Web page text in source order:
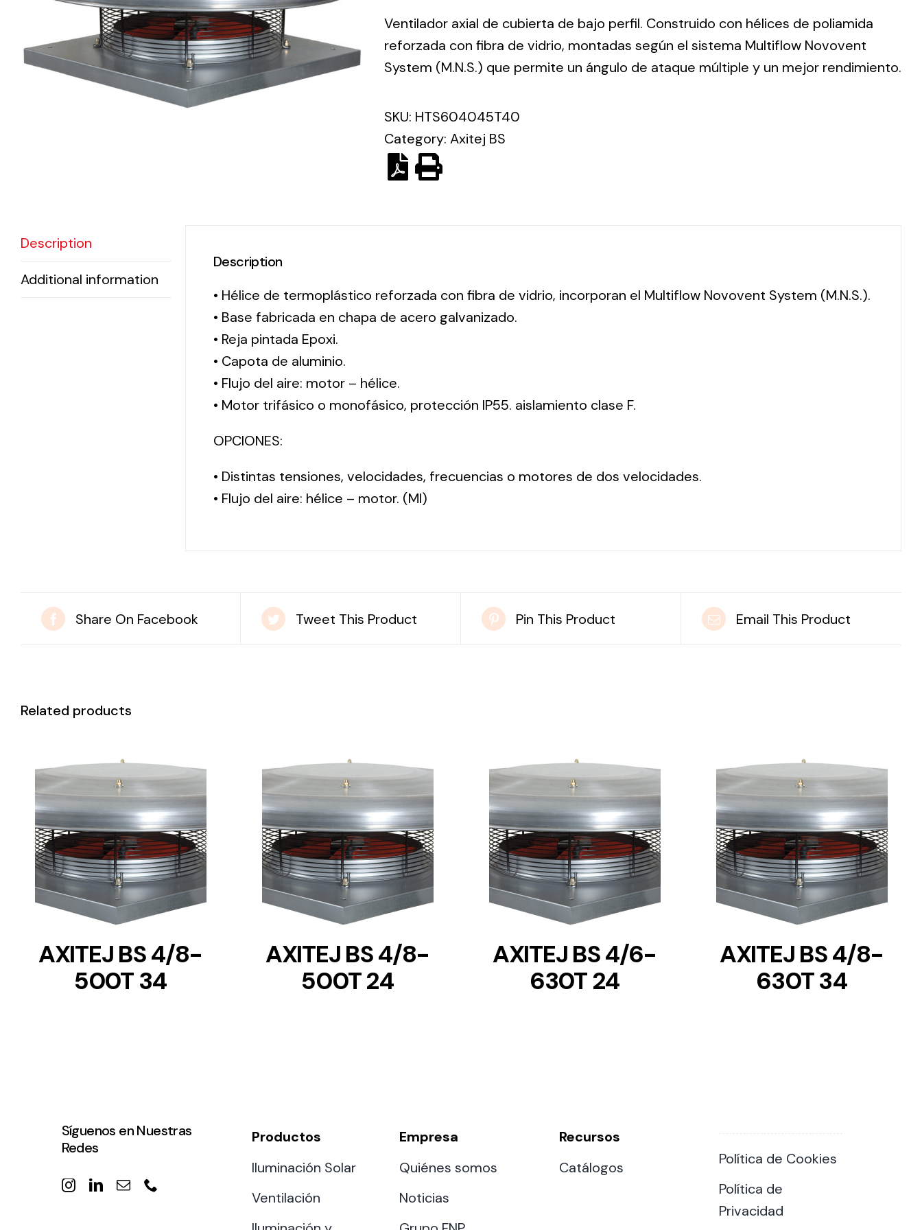
eléctrico.
each project
Ventilation
Novovent into
the group
meant a greater
offer of
Ventilador axial de cubierta de bajo perfil. Construido con hélices de poliamida
reforzada con fibra de vidrio, montadas según el sistema Multiflow Novovent
System (M.N.S.) que permite un ángulo de ataque múltiple y un mejor rendimiento.
SKU: HTS604045T40
Category: Axitej BS
Description
Additional information
Description
• Hélice de termoplástico reforzada con fibra de vidrio, incorporan el Multiflow Novovent System (M.N.S.).
• Base fabricada en chapa de acero galvanizado.
• Reja pintada Epoxi.
• Capota de aluminio.
• Flujo del aire: motor – hélice.
• Motor trifásico o monofásico, protección IP55. aislamiento clase F.
OPCIONES:
• Distintas tensiones, velocidades, frecuencias o motores de dos velocidades.
• Flujo del aire: hélice – motor. (MI)
Share On Facebook Tweet This Product Pin This Product Email This Product
Related products
DETAILS
AXITEJ BS 4/8-
500T 34
DETAILS
AXITEJ BS 4/8-
500T 24
DETAILS
AXITEJ BS 4/6-
630T 24
DETAILS
AXITEJ BS 4/8-
630T 34
Síguenos en Nuestras
Redes
Productos
Iluminación Solar
Ventilación
Empresa
Quiénes somos
Noticias
Recursos
Catálogos
Política de Cookies
Política de
Privacidad